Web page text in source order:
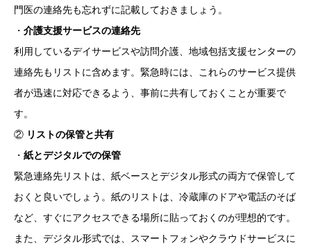
門医の連絡先も忘れずに記載しておきましょう。
・ 介護支援サービスの連絡先
利用しているデイサービスや訪問介護、地域包括支援センターの
連絡先もリストに含めます。緊急時には、これらのサービス提供
者が迅速に対応できるよう、事前に共有しておくことが重要で
す。
② リストの保管と共有
・ 紙とデジタルでの保管
緊急連絡先リストは、紙ベースとデジタル形式の両方で保管して
おくと良いでしょう。紙のリストは、冷蔵庫のドアや電話のそば
など、すぐにアクセスできる場所に貼っておくのが理想的です。
また、デジタル形式では、スマートフォンやクラウドサービスに